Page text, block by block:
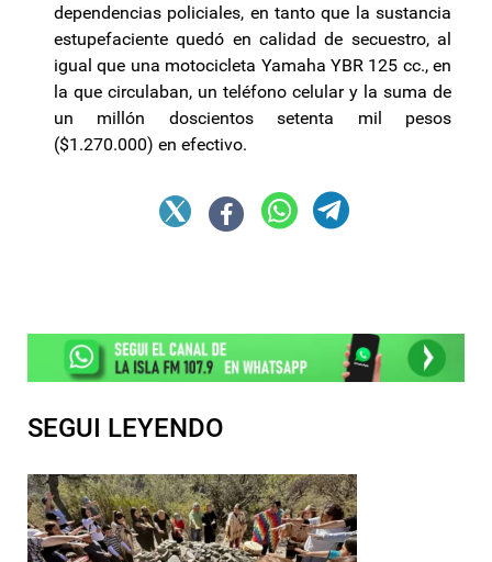
dependencias policiales, en tanto que la sustancia
estupefaciente quedó en calidad de secuestro, al
igual que una motocicleta Yamaha YBR 125 cc., en
la que circulaban, un teléfono celular y la suma de
un millón doscientos setenta mil pesos
($1.270.000) en efectivo.
SEGUI LEYENDO